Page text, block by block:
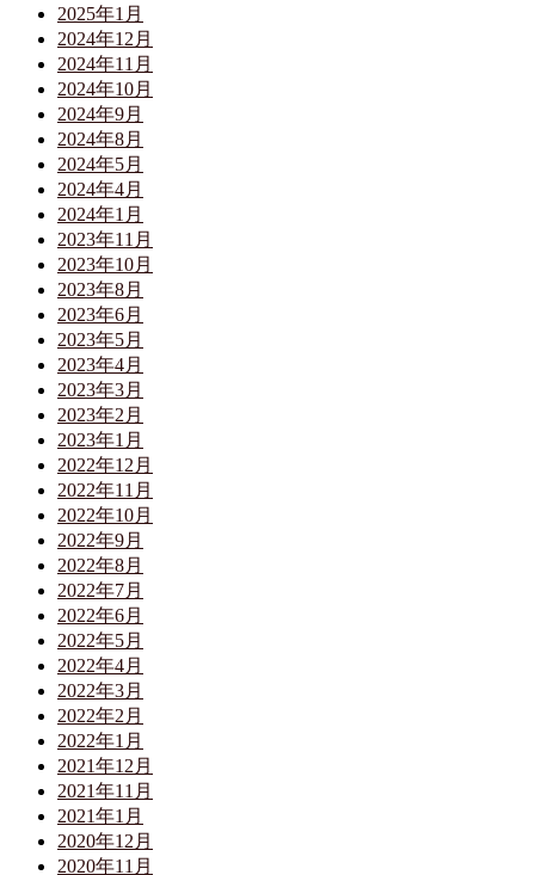
2025年1月
2024年12月
2024年11月
2024年10月
2024年9月
2024年8月
2024年5月
2024年4月
2024年1月
2023年11月
2023年10月
2023年8月
2023年6月
2023年5月
2023年4月
2023年3月
2023年2月
2023年1月
2022年12月
2022年11月
2022年10月
2022年9月
2022年8月
2022年7月
2022年6月
2022年5月
2022年4月
2022年3月
2022年2月
2022年1月
2021年12月
2021年11月
2021年1月
2020年12月
2020年11月